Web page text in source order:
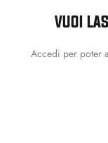
VUOI
Accedi per poter